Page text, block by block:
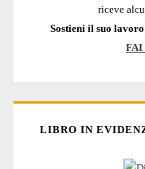
riceve
Sostieni il suo lavoro
FAI
LIBRO IN